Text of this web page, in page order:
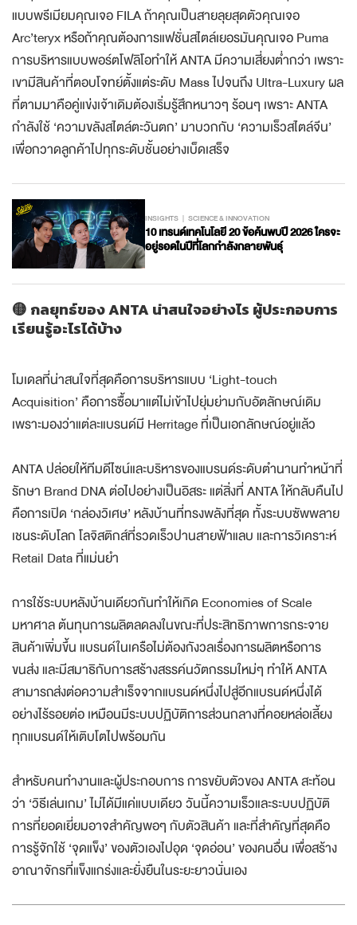
แบบพรีเมียมคุณเจอ FILA ถ้าคุณเป็นสายลุยสุดตัวคุณเจอ
Arc’teryx หรือถ้าคุณต้องการแฟชั่นสไตล์เยอรมันคุณเจอ Puma
การบริหารแบบพอร์ตโฟลิโอทำให้ ANTA มีความเสี่ยงต่ำกว่า เพราะ
เขามีสินค้าที่ตอบโจทย์ตั้งแต่ระดับ Mass ไปจนถึง Ultra-Luxury ผล
ที่ตามมาคือคู่แข่งเจ้าเดิมต้องเริ่มรู้สึกหนาวๆ ร้อนๆ เพราะ ANTA
กำลังใช้ ‘ความขลังสไตล์ตะวันตก’ มาบวกกับ ‘ความเร็วสไตล์จีน’
เพื่อกวาดลูกค้าไปทุกระดับชั้นอย่างเบ็ดเสร็จ
INSIGHTS SCIENCE & INNOVATION
10 เทรนด์เทคโนโลยี 20 ข้อค้นพบปี 2026 ใครจะ
อยู่รอดในปีที่โลกกำลังกลายพันธุ์
🟡 กลยุทธ์ของ ANTA น่าสนใจอย่างไร ผู้ประกอบการ
เรียนรู้อะไรได้บ้าง
โมเดลที่น่าสนใจที่สุดคือการบริหารแบบ ‘Light-touch
Acquisition’ คือการซื้อมาแต่ไม่เข้าไปยุ่มย่ามกับอัตลักษณ์เดิม
เพราะมองว่าแต่ละแบรนด์มี Herritage ที่เป็นเอกลักษณ์อยู่แล้ว
ANTA ปล่อยให้ทีมดีไซน์และบริหารของแบรนด์ระดับตำนานทำหน้าที่
รักษา Brand DNA ต่อไปอย่างเป็นอิสระ แต่สิ่งที่ ANTA ให้กลับคืนไป
คือการเปิด ‘กล่องวิเศษ’ หลังบ้านที่ทรงพลังที่สุด ทั้งระบบซัพพลาย
เชนระดับโลก โลจิสติกส์ที่รวดเร็วปานสายฟ้าแลบ และการวิเคราะห์
Retail Data ที่แม่นยำ
การใช้ระบบหลังบ้านเดียวกันทำให้เกิด Economies of Scale
มหาศาล ต้นทุนการผลิตลดลงในขณะที่ประสิทธิภาพการกระจาย
สินค้าเพิ่มขึ้น แบรนด์ในเครือไม่ต้องกังวลเรื่องการผลิตหรือการ
ขนส่ง และมีสมาธิกับการสร้างสรรค์นวัตกรรมใหม่ๆ ทำให้ ANTA
สามารถส่งต่อความสำเร็จจากแบรนด์หนึ่งไปสู่อีกแบรนด์หนึ่งได้
อย่างไร้รอยต่อ เหมือนมีระบบปฏิบัติการส่วนกลางที่คอยหล่อเลี้ยง
ทุกแบรนด์ให้เติบโตไปพร้อมกัน
สำหรับคนทำงานและผู้ประกอบการ การขยับตัวของ ANTA สะท้อน
ว่า ‘วิธีเล่นเกม’ ไม่ได้มีแค่แบบเดียว วันนี้ความเร็วและระบบปฏิบัติ
การที่ยอดเยี่ยมอาจสำคัญพอๆ กับตัวสินค้า และที่สำคัญที่สุดคือ
การรู้จักใช้ ‘จุดแข็ง’ ของตัวเองไปอุด ‘จุดอ่อน’ ของคนอื่น เพื่อสร้าง
อาณาจักรที่แข็งแกร่งและยั่งยืนในระยะยาวนั่นเอง